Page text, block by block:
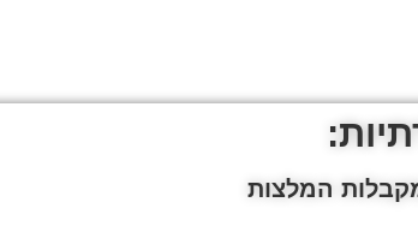
המלצות